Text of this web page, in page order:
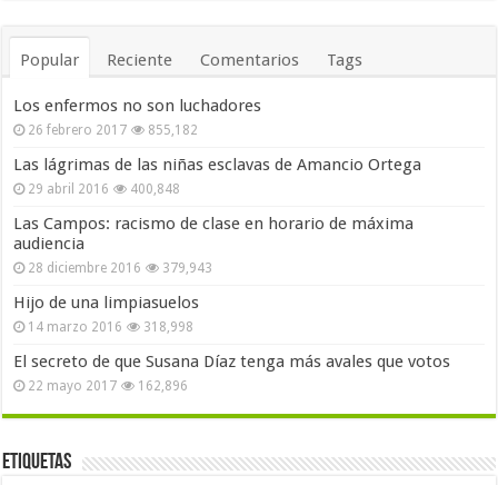
Popular Reciente Comentarios Tags
Los enfermos no son luchadores
26 febrero 2017 855,182
Las lágrimas de las niñas esclavas de Amancio Ortega
29 abril 2016 400,848
Las Campos: racismo de clase en horario de máxima
audiencia
28 diciembre 2016 379,943
Hijo de una limpiasuelos
14 marzo 2016 318,998
El secreto de que Susana Díaz tenga más avales que votos
22 mayo 2017 162,896
Etiquetas